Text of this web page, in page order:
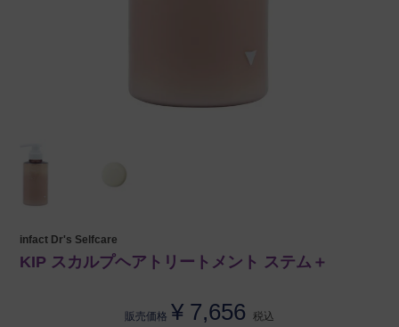
infact Dr's Selfcare
KIP スカルプヘアトリートメント ステム＋
販売価格 ¥ 7,656 税込